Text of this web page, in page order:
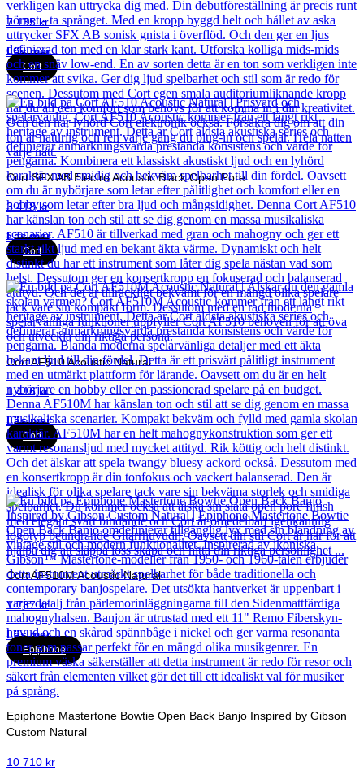
7 135kr
Läs mer
Cort
Cort SFX AB Electro Acoustic Black Open Pore
3 418kr
Läs mer
Cort
Cort AF510 Acoustic Natural
1 416kr
Läs mer
Cort
Cort AF510M Acoustic Natural
1 787kr
Läs mer
Epiphone
Epiphone Mastertone Bowtie Open Back Banjo Inspired by Gibson
Custom Natural
10 710 kr